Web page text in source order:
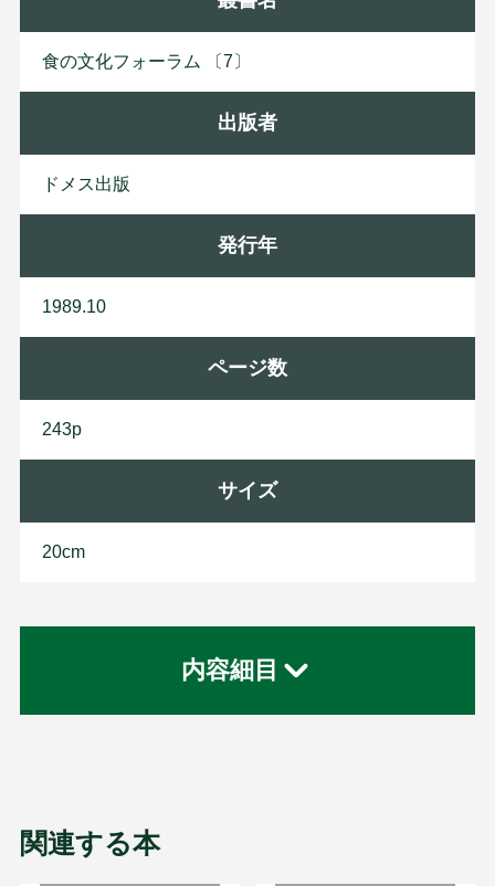
食の文化フォーラム 〔7〕
出版者
ド メ ス出版
発行年
1989.10
ページ数
243p
サイズ
20cm
内容細目
関連する本